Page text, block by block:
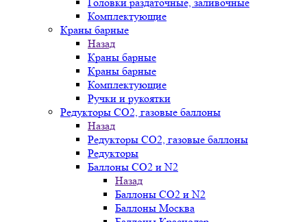
Комплектующие
Краны барные
Назад
Краны барные
Краны барные
Комплектующие
Ручки и рукоятки
Редукторы СО2, газовые баллоны
Назад
Редукторы СО2, газовые баллоны
Редукторы
Баллоны СО2 и N2
Назад
Баллоны СО2 и N2
Баллоны Москва